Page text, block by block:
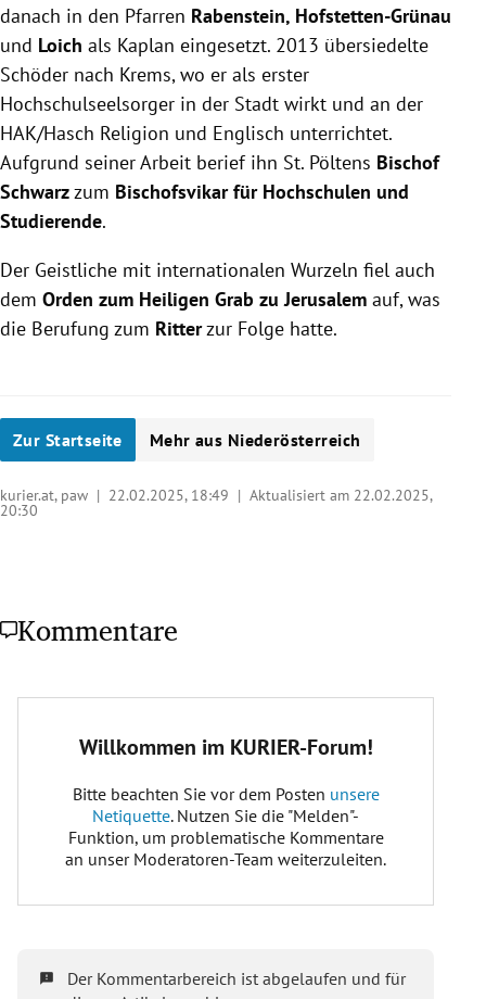
danach in den Pfarren Rabenstein, Hofstetten-Grünau
und Loich als Kaplan eingesetzt. 2013 übersiedelte
Schöder nach Krems, wo er als erster
Hochschulseelsorger in der Stadt wirkt und an der
HAK/Hasch Religion und Englisch unterrichtet.
Aufgrund seiner Arbeit berief ihn St. Pöltens Bischof
Schwarzzum Bischofsvikar für Hochschulen und
Studierende.
Der Geistliche mit internationalen Wurzeln fiel auch
dem Orden zum Heiligen Grab zu Jerusalem auf, was
die Berufung zum Ritterzur Folge hatte.
Zur Startseite Mehr aus Niederösterreich
kurier.at, paw | 22.02.2025, 18:49 | Aktualisiert am 22.02.2025,
20:30
Kommentare